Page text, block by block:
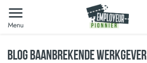
Menu
BLOG BAANBREKENDE WERKGEVER